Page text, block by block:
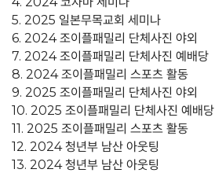
5. 2025 일본무목교회 세미나
6. 2024 조이플패밀리 단체사진 야외
7. 2024 조이플패밀리 단체사진 예배당
8. 2024 조이플패밀리 스포츠 활동
9. 2025 조이플패밀리 단체사진 야외
10. 2025 조이플패밀리 단체사진 예배당
11. 2025 조이플패밀리 스포츠 활동
12. 2024 청년부 남산 아웃팅
13. 2024 청년부 남산 아웃팅